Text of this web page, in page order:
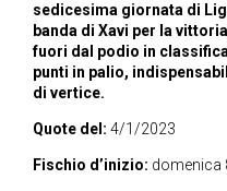
sedicesima giornata di
banda di Xavi per la
fuori dal podio in
punti in palio,
di vertice.
Quote del: 4/1/2023
Fischio d’inizio: domenica